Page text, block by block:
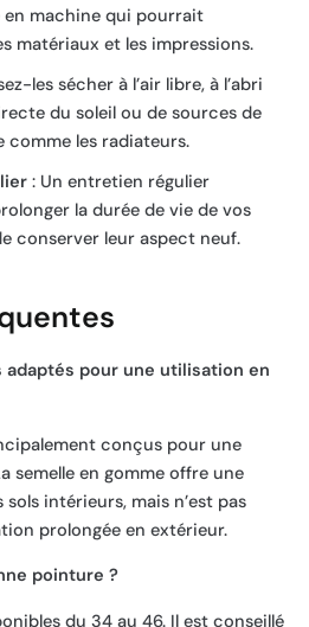
en machine qui pourrait
matériaux et les impressions.
les sécher à l’air libre, à l’abri
du soleil ou de sources de
comme les radiateurs.
: Un entretien régulier
la durée de vie de vos
conserver leur aspect neuf.
pour une utilisation en
conçus pour une
semelle en gomme offre une
intérieurs, mais n’est pas
prolongée en extérieur.
pointure ?
du 34 au 46. Il est conseillé